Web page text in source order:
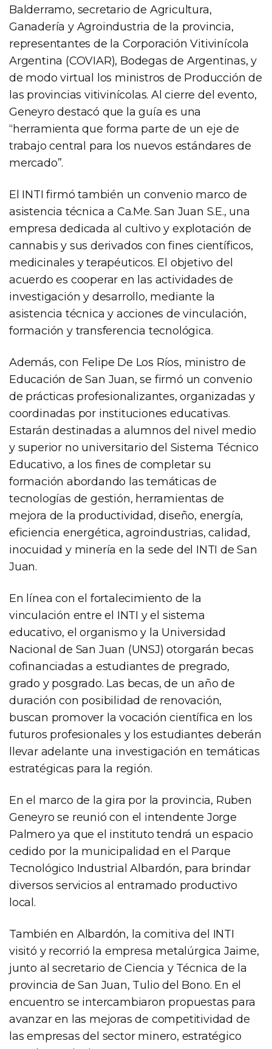
Balderramo, secretario de Agricultura,
Ganadería y Agroindustria de la provincia,
representantes de la Corporación Vitivinícola
Argentina (COVIAR), Bodegas de Argentinas, y
de modo virtual los ministros de Producción de
las provincias vitivinícolas. Al cierre del evento,
Geneyro destacó que la guía es una
“herramienta que forma parte de un eje de
trabajo central para los nuevos estándares de
mercado”.
El INTI firmó también un convenio marco de
asistencia técnica a Ca.Me. San Juan S.E., una
empresa dedicada al cultivo y explotación de
cannabis y sus derivados con fines científicos,
medicinales y terapéuticos. El objetivo del
acuerdo es cooperar en las actividades de
investigación y desarrollo, mediante la
asistencia técnica y acciones de vinculación,
formación y transferencia tecnológica.
Además, con Felipe De Los Ríos, ministro de
Educación de San Juan, se firmó un convenio
de prácticas profesionalizantes, organizadas y
coordinadas por instituciones educativas.
Estarán destinadas a alumnos del nivel medio
y superior no universitario del Sistema Técnico
Educativo, a los fines de completar su
formación abordando las temáticas de
tecnologías de gestión, herramientas de
mejora de la productividad, diseño, energía,
eficiencia energética, agroindustrias, calidad,
inocuidad y minería en la sede del INTI de San
Juan.
En línea con el fortalecimiento de la
vinculación entre el INTI y el sistema
educativo, el organismo y la Universidad
Nacional de San Juan (UNSJ) otorgarán becas
cofinanciadas a estudiantes de pregrado,
grado y posgrado. Las becas, de un año de
duración con posibilidad de renovación,
buscan promover la vocación científica en los
futuros profesionales y los estudiantes deberán
llevar adelante una investigación en temáticas
estratégicas para la región.
En el marco de la gira por la provincia, Ruben
Geneyro se reunió con el intendente Jorge
Palmero ya que el instituto tendrá un espacio
cedido por la municipalidad en el Parque
Tecnológico Industrial Albardón, para brindar
diversos servicios al entramado productivo
local.
También en Albardón, la comitiva del INTI
visitó y recorrió la empresa metalúrgica Jaime,
junto al secretario de Ciencia y Técnica de la
provincia de San Juan, Tulio del Bono. En el
encuentro se intercambiaron propuestas para
avanzar en las mejoras de competitividad de
las empresas del sector minero, estratégico